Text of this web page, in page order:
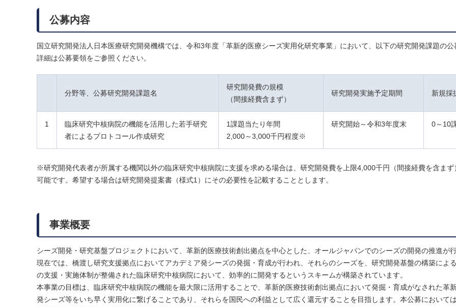
公募内容
国立研究開発法人日本医療研究開発機構では、令和3年度「革新的医療シーズ実用化研究事業」において、以下の研究開発課題の公
詳細は公募要領をご参照ください。
分野等、公募研究開発課題名
研究開発費の規模
（間接経費含まず）
研究開発実施予定期間 新規採
1
臨床研究中核病院の機能を活用した若手研究
者によるプロトコール作成研究
1課題当たり年間
2,000～3,000千円程度※
研究開始～令和3年度末 0～10
※研究開発代表者が所属する機関以外の臨床研究中核病院に支援を求める場合は、研究開発費を上限4,000千円（間接経費を含ま
可能です。希望する場合は研究開発提案書（様式1）にその必要性を記載することとします。
事業概要
シーズ開発・研究基盤プロジェクトにおいて、革新的医療技術創出拠点を中心とした、オールジャパンでのシーズの開発の推進が行
現在では、橋渡し研究支援拠点においてアカデミア発シーズの発掘・育成が行われ、それらのシーズを、研究開発基盤の構築によ
の支援・実施体制が整備された臨床研究中核病院において、効率的に開発するというスキームが構築されています。
本事業の目標は、臨床研究中核病院の機能を最大限に活用することで、革新的医療技術創出拠点において発掘・育成がなされた革
発シーズ等をいち早く実用化に繋げることであり、それらを国民への利益として広く還元することを目指します。本公募において